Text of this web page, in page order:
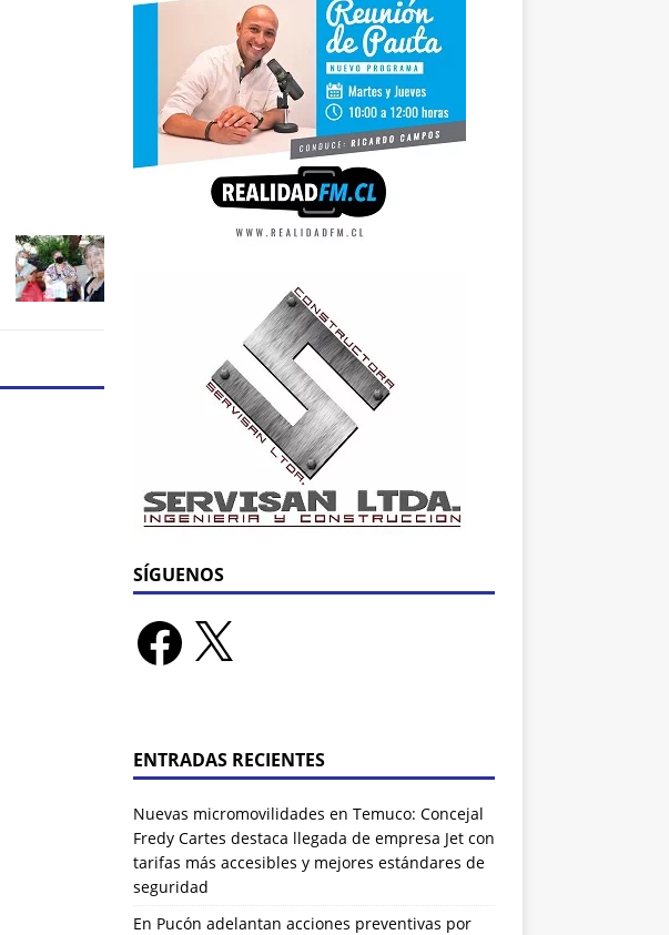
SÍGUENOS
ENTRADAS RECIENTES
Nuevas micromovilidades en Temuco: Concejal
Fredy Cartes destaca llegada de empresa Jet con
tarifas más accesibles y mejores estándares de
seguridad
En Pucón adelantan acciones preventivas por